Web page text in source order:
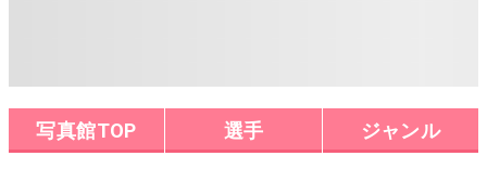
写真館TOP 選手 ジャンル